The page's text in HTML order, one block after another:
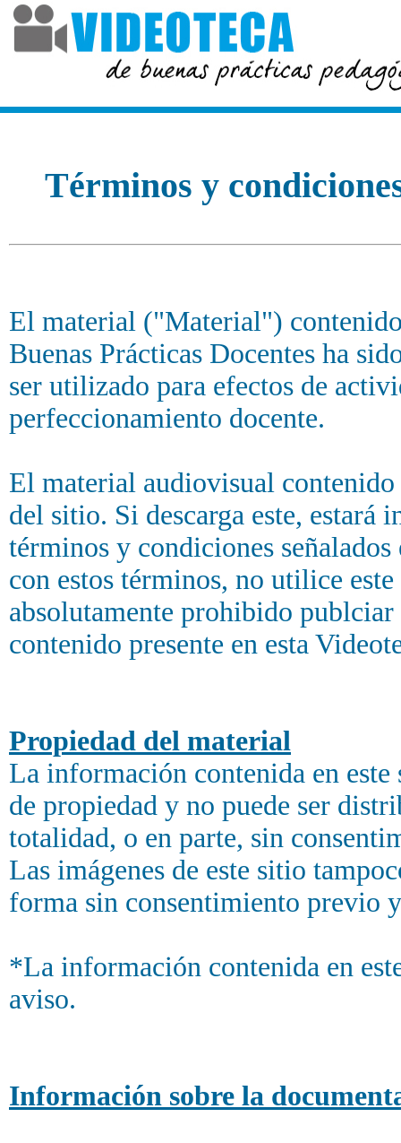
Términos y
El material ("Material")
Buenas Prácticas Docentes ha
ser utilizado para efectos de
perfeccionamiento docente.
El material audiovisual contenido
del sitio. Si descarga este,
términos y condiciones
con estos términos, no utilice
absolutamente prohibido
contenido presente en esta
Propiedad del material
La información contenida en
de propiedad y no puede ser
totalidad, o en parte, sin
Las imágenes de este sitio
forma sin consentimiento previo
*La información contenida en
aviso.
Información sobre la